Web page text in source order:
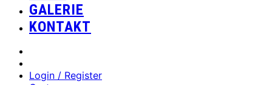
GALERIE
KONTAKT
Login / Register